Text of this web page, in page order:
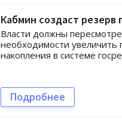
Кабмин создаст резерв
Власти должны
необходимости
накопления в системе
Подробнее